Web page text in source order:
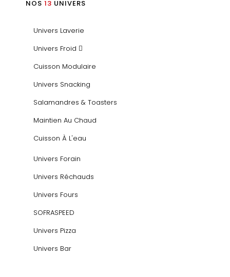
NOS 13 UNIVERS
Univers Laverie
Univers Froid
Cuisson Modulaire
Univers Snacking
Salamandres & Toasters
Maintien Au Chaud
Cuisson À L'eau
Univers Forain
Univers Réchauds
Univers Fours
SOFRASPEED
Univers Pizza
Univers Bar